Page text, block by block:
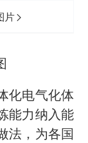
片
化电气化体
能力纳入能
法，为各国